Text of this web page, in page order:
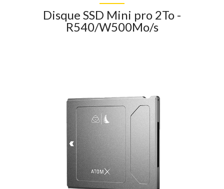
Disque SSD Mini pro 2To -
R540/W500Mo/s